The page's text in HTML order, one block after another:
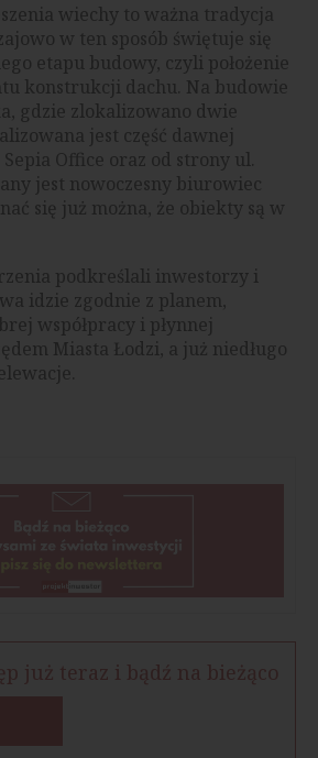
wiechy to ważna tradycja
w ten sposób świętuje się
etapu budowy, czyli położenie
konstrukcji dachu. Na budowie
gdzie zlokalizowano dwie
jest część dawnej
Office oraz od strony ul.
jest nowoczesny biurowiec
się już można, że obiekty są w
podkreślali inwestorzy i
idzie zgodnie z planem,
współpracy i płynnej
Miasta Łodzi, a już niedługo
już teraz i bądź na bieżąco